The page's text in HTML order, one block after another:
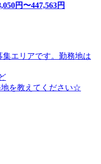
円〜447,563円
エリアです。勤務地は
を教えてください☆